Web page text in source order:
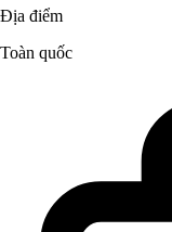
Địa điểm
Toàn quốc